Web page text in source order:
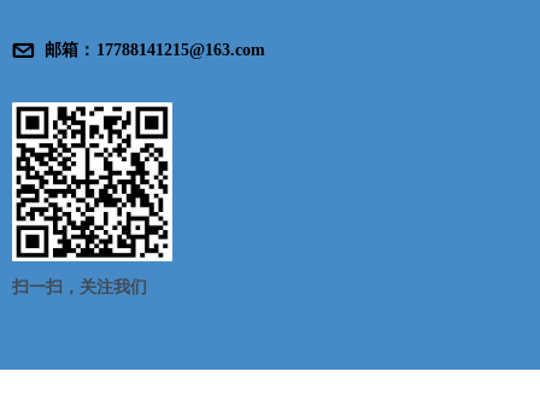
邮箱： 17788141215@163.com
扫一扫，关注我们